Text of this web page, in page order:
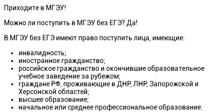
Приходите в МГЭУ!
Можно ли поступить в МГЭУ без ЕГЭ? Да!
В МГЭУ без ЕГЭ имеют право поступить лица, имеющие:
инвалидность;
иностранное гражданство;
российское гражданство и окончившие образовательное
учебное заведение за рубежом;
граждане РФ, проживающие в ДНР, ЛНР, Запорожской и
Херсонской областей;
высшее образование;
начальное или среднее профессиональное образование.